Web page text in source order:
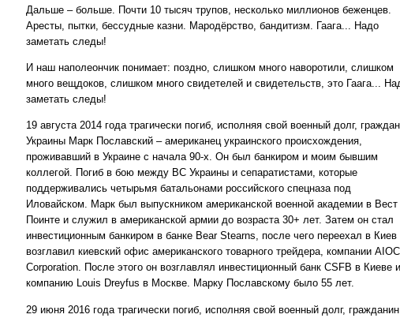
Дальше – больше. Почти 10 тысяч трупов, несколько миллионов беженцев.
Аресты, пытки, бессудные казни. Мародёрство, бандитизм. Гаага... Надо
заметать следы!
И наш наполеончик понимает: поздно, слишком много наворотили, слишком
много вещдоков, слишком много свидетелей и свидетельств, это Гаага...
заметать следы!
19 августа 2014 года трагически погиб, исполняя свой военный долг,
Украины Марк Пославский – американец украинского происхождения,
проживавший в Украине с начала 90-х. Он был банкиром и моим бывшим
коллегой. Погиб в бою между ВС Украины и сепаратистами, которые
поддерживались четырьмя батальонами российского спецназа под
Иловайском. Марк был выпускником американской военной академии в Вест
Поинте и служил в американской армии до возраста 30+ лет. Затем он стал
инвестиционным банкиром в банке Bear Stearns, после чего переехал в Киев
возглавил киевский офис американского товарного трейдера, компании AIOC
Corporation. После этого он возглавлял инвестиционный банк CSFB в Киеве и
компанию Louis Dreyfus в Москве. Марку Пославскому было 55 лет.
29 июня 2016 года трагически погиб, исполняя свой военный долг, гражданин